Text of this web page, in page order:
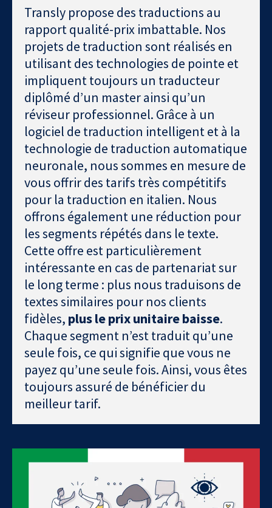
Transly propose des traductions au
rapport qualité-prix imbattable. Nos
projets de traduction sont réalisés en
utilisant des technologies de pointe et
impliquent toujours un traducteur
diplômé d’un master ainsi qu’un
réviseur professionnel. Grâce à un
logiciel de traduction intelligent et à la
technologie de traduction automatique
neuronale, nous sommes en mesure de
vous offrir des tarifs très compétitifs
pour la traduction en italien. Nous
offrons également une réduction pour
les segments répétés dans le texte.
Cette offre est particulièrement
intéressante en cas de partenariat sur
le long terme : plus nous traduisons de
textes similaires pour nos clients
fidèles, plus le prix unitaire baisse.
Chaque segment n’est traduit qu’une
seule fois, ce qui signifie que vous ne
payez qu’une seule fois. Ainsi, vous êtes
toujours assuré de bénéficier du
meilleur tarif.